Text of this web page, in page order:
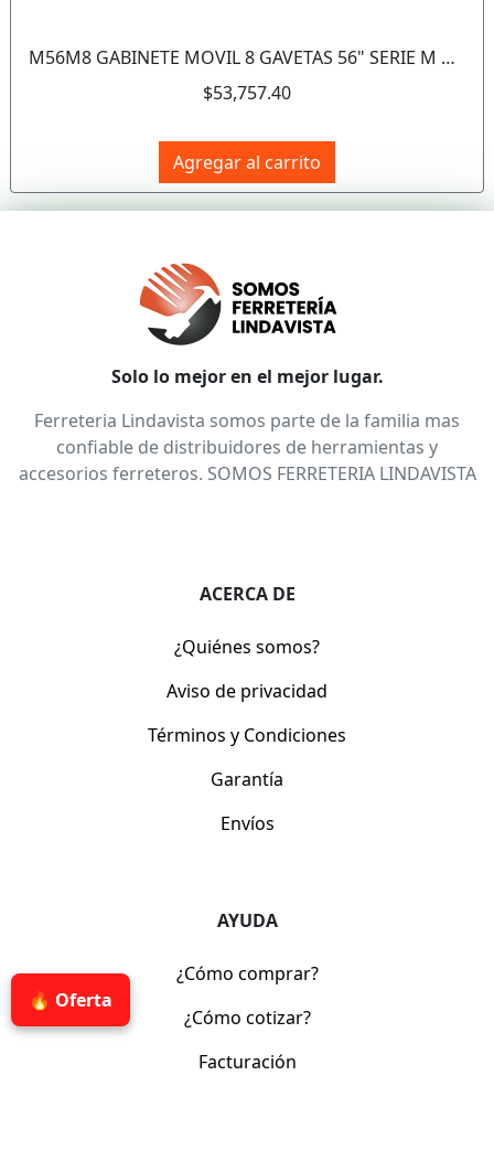
🔥 Oferta
M56M8 GABINETE MOVIL 8 GAVETAS 56" SERIE M URREA
$53,757.40
Agregar al carrito
Solo lo mejor en el mejor lugar.
Ferreteria Lindavista somos parte de la familia mas
confiable de distribuidores de herramientas y
accesorios ferreteros. SOMOS FERRETERIA LINDAVISTA
ACERCA DE
¿Quiénes somos?
Aviso de privacidad
Términos y Condiciones
Garantía
Envíos
AYUDA
¿Cómo comprar?
¿Cómo cotizar?
Facturación